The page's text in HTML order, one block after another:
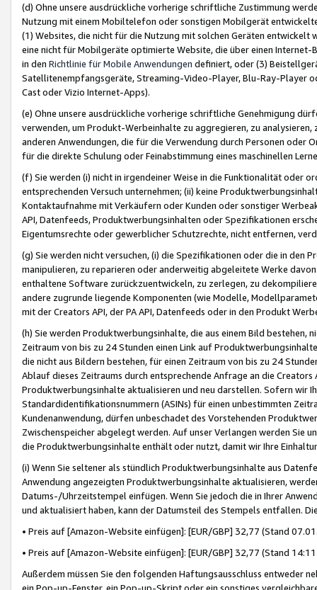
(d) Ohne unsere ausdrückliche vorherige schriftliche Zustimmung
Nutzung mit einem Mobiltelefon oder sonstigen Mobilgerät
(1) Websites, die nicht für die Nutzung mit solchen Geräten
eine nicht für Mobilgeräte optimierte Website, die über einen
in den Richtlinie für Mobile Anwendungen definiert, oder (3)
Satellitenempfangsgeräte, Streaming-Video-Player, Blu-Ray-Player
Cast oder Vizio Internet-Apps).
(e) Ohne unsere ausdrückliche vorherige schriftliche Genehmigung
verwenden, um Produkt-Werbeinhalte zu aggregieren, zu
anderen Anwendungen, die für die Verwendung durch Personen
für die direkte Schulung oder Feinabstimmung eines maschinellen
(f) Sie werden (i) nicht in irgendeiner Weise in die Funktionalität oder
entsprechenden Versuch unternehmen; (ii) keine
Kontaktaufnahme mit Verkäufern oder Kunden oder sonstiger
API, Datenfeeds, Produktwerbungsinhalten oder Spezifikationen
Eigentumsrechte oder gewerblicher Schutzrechte, nicht entfernen,
(g) Sie werden nicht versuchen, (i) die Spezifikationen oder die in
manipulieren, zu reparieren oder anderweitig abgeleitete Werke
enthaltene Software zurückzuentwickeln, zu zerlegen, zu
andere zugrunde liegende Komponenten (wie Modelle,
mit der Creators API, der PA API, Datenfeeds oder in den Produkt
(h) Sie werden Produktwerbungsinhalte, die aus einem Bild bestehen,
Zeitraum von bis zu 24 Stunden einen Link auf
die nicht aus Bildern bestehen, für einen Zeitraum von bis zu 24
Ablauf dieses Zeitraums durch entsprechende Anfrage an die
Produktwerbungsinhalte aktualisieren und neu darstellen. Sofern wir
Standardidentifikationsnummern (ASINs) für einen unbestimmten
Kundenanwendung, dürfen unbeschadet des Vorstehenden
Zwischenspeicher abgelegt werden. Auf unser Verlangen werden Sie
die Produktwerbungsinhalte enthält oder nutzt, damit wir Ihre
(i) Wenn Sie seltener als stündlich Produktwerbungsinhalte aus
Anwendung angezeigten Produktwerbungsinhalte aktualisieren,
Datums-/Uhrzeitstempel einfügen. Wenn Sie jedoch die in Ihrer
und aktualisiert haben, kann der Datumsteil des Stempels entfallen.
• Preis auf [Amazon-Website einfügen]: [EUR/GBP] 32,77 (Stand
• Preis auf [Amazon-Website einfügen]: [EUR/GBP] 32,77 (Stand
Außerdem müssen Sie den folgenden Haftungsausschluss entweder
ein Pop-up-Fenster, ein Pop-up-Skript oder ein sonstiges